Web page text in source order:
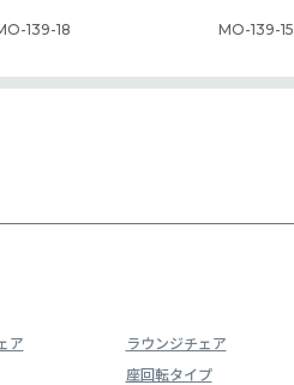
139-18 MO-139-15
ア ラウンジチェア
座回転タイプ